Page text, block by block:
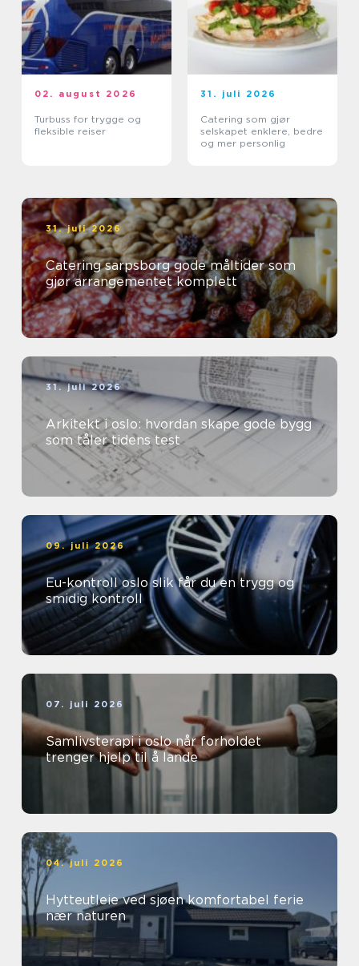
02. august 2026
Turbuss for trygge og
fleksible reiser
31. juli 2026
Catering som gjør
selskapet enklere, bedre
og mer personlig
31. juli 2026
Catering sarpsborg gode måltider som
gjør arrangementet komplett
31. juli 2026
Arkitekt i oslo: hvordan skape gode bygg
som tåler tidens test
09. juli 2026
Eu-kontroll oslo slik får du en trygg og
smidig kontroll
07. juli 2026
Samlivsterapi i oslo når forholdet
trenger hjelp til å lande
04. juli 2026
Hytteutleie ved sjøen komfortabel ferie
nær naturen